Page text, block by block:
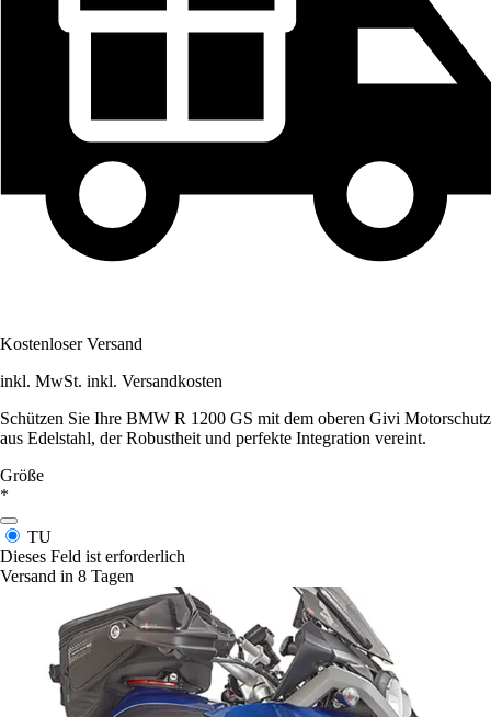
Kostenloser Versand
inkl. MwSt. inkl. Versandkosten
Schützen Sie Ihre BMW R 1200 GS mit dem oberen Givi Motorschutz
aus Edelstahl, der Robustheit und perfekte Integration vereint.
Größe
*
TU
Dieses Feld ist erforderlich
Versand in 8 Tagen